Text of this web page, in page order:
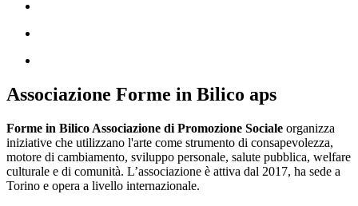
Associazione Forme in Bilico aps
Forme in Bilico Associazione di Promozione Sociale organizza
iniziative che utilizzano l'arte come strumento di consapevolezza,
motore di cambiamento, sviluppo personale, salute pubblica, welfare
culturale e di comunità. L’associazione è attiva dal 2017, ha sede a
Torino e opera a livello internazionale.